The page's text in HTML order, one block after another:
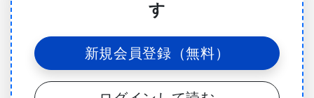
とに、このプロセスを食い止める方法も特定されま
した 。
FTDは主に脳の前頭葉と側頭葉に影響を及ぼし、性
す
新規会員登録（無料）